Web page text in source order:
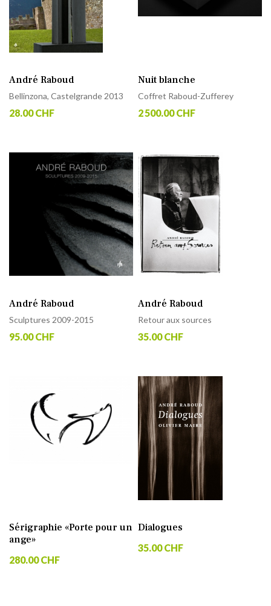
André Raboud
Bellinzona, Castelgrande 2013
28.00 CHF
Nuit blanche
Coffret Raboud-Zufferey
2 500.00 CHF
André Raboud
Sculptures 2009-2015
95.00 CHF
André Raboud
Retour aux sources
35.00 CHF
Sérigraphie «Porte pour un
ange»
280.00 CHF
Dialogues
35.00 CHF